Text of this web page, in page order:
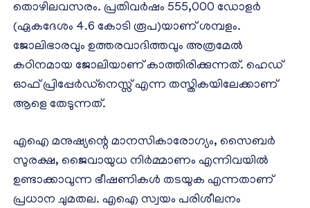
തൊഴിലവസരം. പ്രതിവര്‍ഷം 555,000 ഡോളര്‍
(ഏകദേശം 4.6 കോടി രൂപ)യാണ് ശമ്പളം.
ജോലിഭാരവും ഉത്തരവാദിത്തവും അത്രമേല്‍
കഠിനമായ ജോലിയാണ് കാത്തിരിക്കുന്നത്. ഹെഡ്
ഓഫ് പ്രിപ്പേര്‍ഡ്നെസ്സ് എന്ന തസ്തികയിലേക്കാണ്
ആളെ തേടുന്നത്.
എഐ മനുഷ്യന്റെ മാനസികാരോഗ്യം, സൈബര്‍
സുരക്ഷ, ജൈവായുധ നിര്‍മ്മാണം എന്നിവയില്‍
ഉണ്ടാക്കാവുന്ന ഭീഷണികള്‍ തടയുക എന്നതാണ്
പ്രധാന ചുമതല. എഐ സ്വയം പരിശീലനം